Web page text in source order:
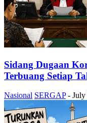
Sidang Dugaan
Terbuang Setiap
Nasional SERGAP - July